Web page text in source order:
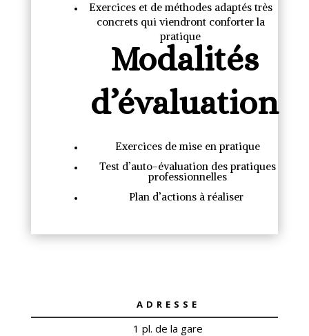
Exercices et de méthodes adaptés très
concrets qui viendront conforter la
pratique
Modalités
d’évaluation
Exercices de mise en pratique
Test d’auto-évaluation des pratiques
professionnelles
Plan d’actions à réaliser
ADRESSE
1 pl. de la gare